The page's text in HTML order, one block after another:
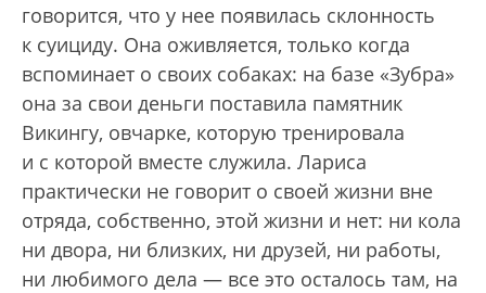
говорится, что у нее появилась склонность
к суициду. Она оживляется, только когда
вспоминает о своих собаках: на базе «Зубра»
она за свои деньги поставила памятник
Викингу, овчарке, которую тренировала
и с которой вместе служила. Лариса
практически не говорит о своей жизни вне
отряда, собственно, этой жизни и нет: ни кола
ни двора, ни близких, ни друзей, ни работы,
ни любимого дела — все это осталось там, на